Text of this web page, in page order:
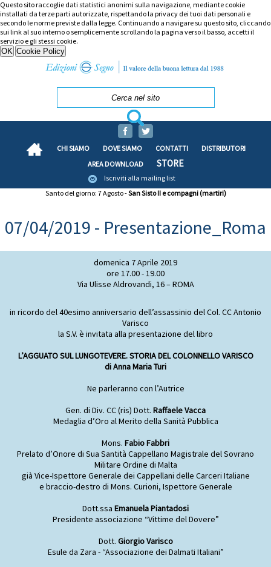
Questo sito raccoglie dati statistici anonimi sulla navigazione, mediante cookie
installati da terze parti autorizzate, rispettando la privacy dei tuoi dati personali e
secondo le norme previste dalla legge. Continuando a navigare su questo sito, cliccando
sui link al suo interno o semplicemente scrollando la pagina verso il basso, accetti il
servizio e gli stessi cookie.
CHI SIAMO DOVE SIAMO CONTATTI
DISTRIBUTORI
AREA DOWNLOAD
STORE
Iscriviti alla mailing list
Santo del giorno: 7 Agosto -San Sisto II e compagni (martiri)
07/04/2019 - Presentazione_Roma
domenica 7 Aprile 2019
ore 17.00 - 19.00
Via Ulisse Aldrovandi, 16 – ROMA
in ricordo del 40esimo anniversario dell’assassinio del Col. CC Antonio
Varisco
la S.V. è invitata alla presentazione del libro
L’AGGUATO SUL LUNGOTEVERE. STORIA DEL COLONNELLO VARISCO
di Anna Maria Turi
Ne parleranno con l’Autrice
Gen. di Div. CC (ris) Dott. Raffaele Vacca
Medaglia d’Oro al Merito della Sanità Pubblica
Mons. Fabio Fabbri
Prelato d’Onore di Sua Santità Cappellano Magistrale del Sovrano
Militare Ordine di Malta
già Vice-Ispettore Generale dei Cappellani delle Carceri Italiane
e braccio-destro di Mons. Curioni, Ispettore Generale
Dott.ssa Emanuela Piantadosi
Presidente associazione “Vittime del Dovere”
Dott. Giorgio Varisco
Esule da Zara - “Associazione dei Dalmati Italiani”